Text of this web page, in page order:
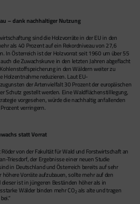
– dank nachhaltiger Nutzung
sind die Holzvorräte in der EU in den
als 40 Prozent auf ein Rekordniveau von 27,6
In Österreich ist der Holzvorrat seit 1960 um über 55
die Zuwachskurve in den letzten Jahren abgeflacht
in den Wäldern weiter zu
Holzentnahme reduzieren. Laut EU-
der Artenvielfalt 30 Prozent der europäischen
Schutz gestellt werden. Eine Waldflächenstilllegung,
vorgesehen, würde die nachhaltig anfallenden
verringern.
statt Vorrat
von der Fakultät für Wald und Forstwirtschaft an
Triesdorf, der Ergebnisse einer neuen Studie
in Deutschland und Österreich bereits auf sehr
Vorräte aufzubauen, sollte mehr auf den
ist in jüngeren Beständen höher als in
Wälder binden mehr CO2als alte und tragen